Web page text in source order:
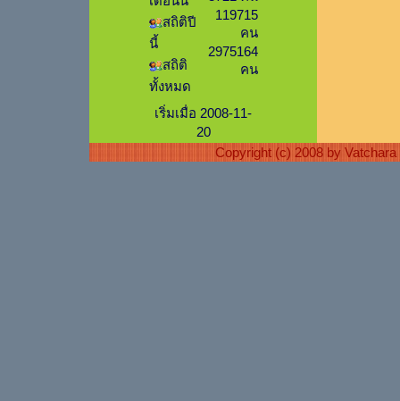
สถิติปี
นี้
สถิติ
ทั้งหมด
119715
คน
2975164
คน
เริ่มเมื่อ 2008-11-
20
Copyright (c) 2008 by